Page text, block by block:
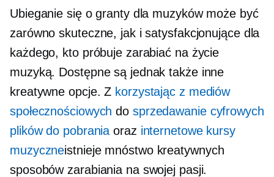
Ubieganie się o granty dla muzyków może być
zarówno skuteczne, jak i satysfakcjonujące dla
każdego, kto próbuje zarabiać na życie
muzyką. Dostępne są jednak także inne
kreatywne opcje. Z korzystając z mediów
społecznościowych do sprzedawanie cyfrowych
plików do pobrania oraz internetowe kursy
muzyczneistnieje mnóstwo kreatywnych
sposobów zarabiania na swojej pasji.